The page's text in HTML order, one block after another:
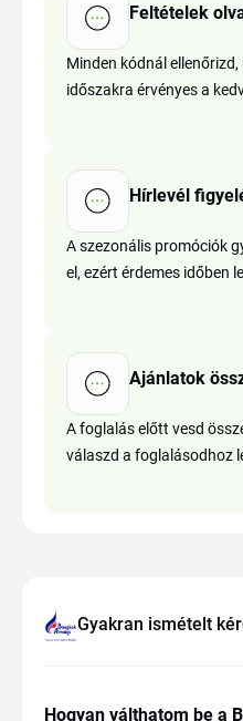
Feltételek
Minden kódnál
időszakra érvényes a
Hírlevél
A szezonális promóciók
el, ezért érdemes időben
Ajánlatok
A foglalás előtt vesd
válaszd a foglalásodhoz
Gyakran ismételt
Hogyan válthatom be a